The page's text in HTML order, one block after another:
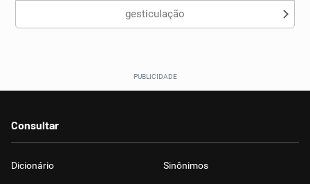
gesticulação
Consultar
Dicionário Sinônimos